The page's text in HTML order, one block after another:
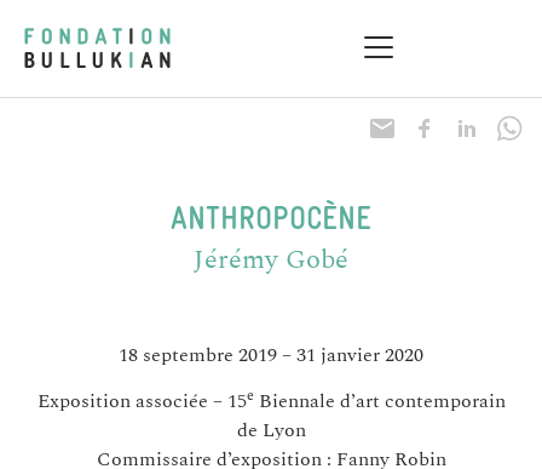
ANTHROPOCÈNE
Jérémy Gobé
18 septembre 2019 – 31 janvier 2020
Exposition associée – 15eBiennale d’art contemporain
de Lyon
Commissaire d’exposition : Fanny Robin